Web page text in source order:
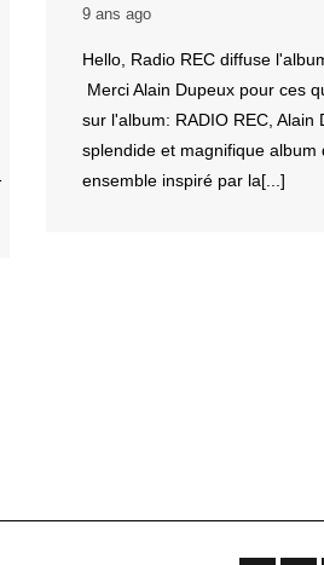
9 ans ago
Hello, Radio REC diffuse
Merci Alain Dupeux pour ces
sur l'album: RADIO REC, Alain
splendide et magnifique album
ensemble inspiré par la[...]